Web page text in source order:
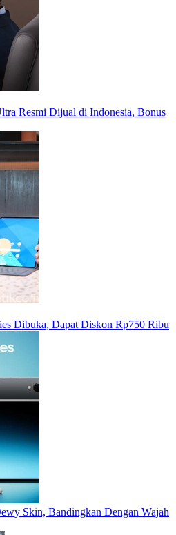
Resmi Dijual di Indonesia, Bonus
Dibuka, Dapat Diskon Rp750 Ribu
Skin, Bandingkan Dengan Wajah